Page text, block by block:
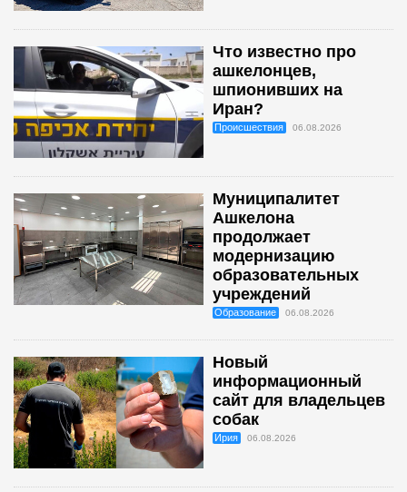
Что известно про
ашкелонцев,
шпионивших на
Иран?
Происшествия 06.08.2026
Муниципалитет
Ашкелона
продолжает
модернизацию
образовательных
учреждений
Образование 06.08.2026
Новый
информационный
сайт для владельцев
собак
Ирия 06.08.2026